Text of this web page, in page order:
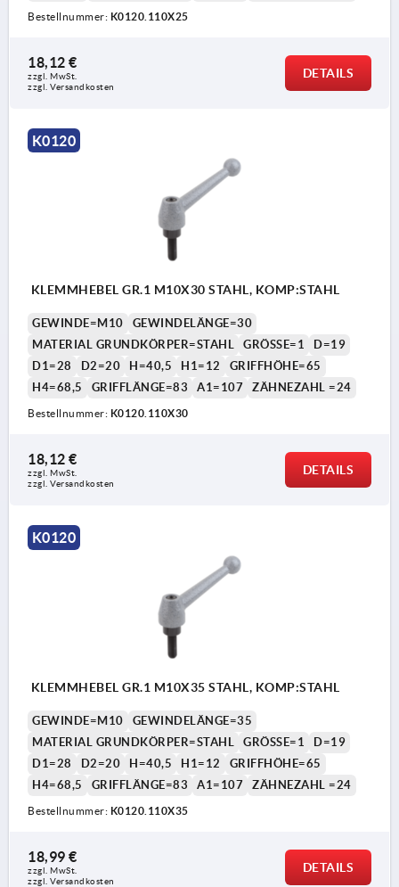
Bestellnummer: K0120.110X25
18,12 €
zzgl. MwSt.
zzgl. Versandkosten
DETAILS
K0120
KLEMMHEBEL GR.1 M10X30 STAHL, KOMP:STAHL
GEWINDE=M10
GEWINDELÄNGE=30
MATERIAL GRUNDKÖRPER=STAHL
GRÖSSE=1
D=19
D1=28
D2=20 H=40,5 H1=12
GRIFFHÖHE=65
H4=68,5
GRIFFLÄNGE=83 A1=107 ZÄHNEZAHL =24
Bestellnummer: K0120.110X30
18,12 €
zzgl. MwSt.
zzgl. Versandkosten
DETAILS
K0120
KLEMMHEBEL GR.1 M10X35 STAHL, KOMP:STAHL
GEWINDE=M10
GEWINDELÄNGE=35
MATERIAL GRUNDKÖRPER=STAHL
GRÖSSE=1
D=19
D1=28
D2=20 H=40,5 H1=12
GRIFFHÖHE=65
H4=68,5
GRIFFLÄNGE=83 A1=107 ZÄHNEZAHL =24
Bestellnummer: K0120.110X35
18,99 €
zzgl. MwSt.
zzgl. Versandkosten
DETAILS